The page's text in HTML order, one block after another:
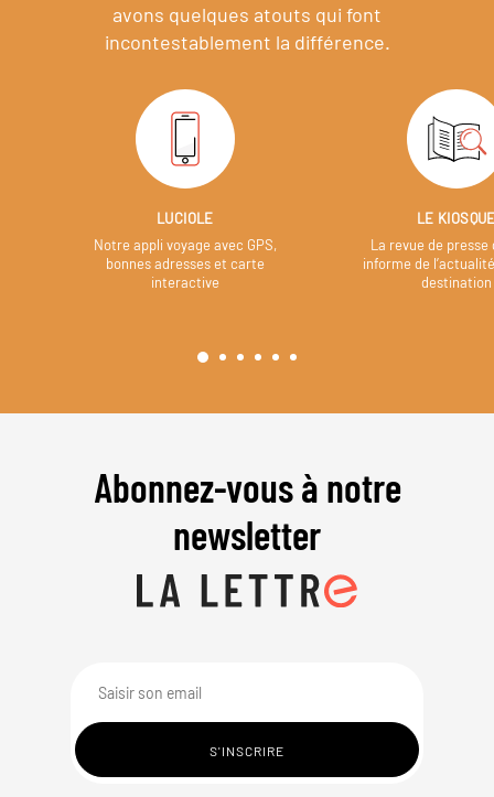
avons quelques atouts qui font
incontestablement la différence.
LUCIOLE
Notre appli voyage avec GPS,
bonnes adresses et carte
interactive
LE
La revue de presse
informe de
destination
Abonnez-vous à notre
newsletter